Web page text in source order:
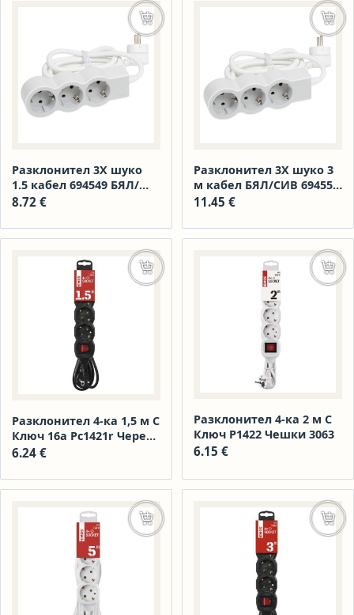
Разклонител 3Х шуко
1.5 кабел 694549 БЯЛ/
СИВ 1925052 АМ
8.72 €
Добавяне в количката
Разклонител 3Х шуко 3
м кабел БЯЛ/СИВ 694559
1 1925062
11.45 €
Разклонител 4-ка 1,5 м С
Ключ 16а Pc1421r Черен
5087
6.24 €
Добавяне в количката
Разклонител 4-ка 2 м С
Ключ P1422 Чешки 3063
6.15 €
Добавяне в количката